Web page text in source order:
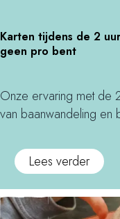
Karten tijdens de 2
geen pro bent
a
r
e
n
d
e
Onze ervaring met de
van baanwandeling en
Lees verdero
v
e
r